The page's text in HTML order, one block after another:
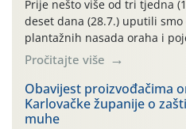
Prije nešto više od tri tjedna
deset dana (28.7.) uputili
plantažnih nasada oraha i
leta i ovogodišnjoj potrebi
orahove muhe (Rhagoletis
traje drugi ovogodišnji
izražen zadnja šest dana
temperature zraka
Pročitajte više
Obavijest proizvođačima
Karlovačke županije o
muhe